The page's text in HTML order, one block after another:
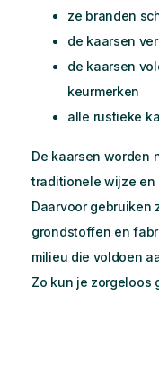
ze branden
de kaarsen
de kaarsen
keurmerken
alle rustieke
De kaarsen worden
traditionele wijze en
Daarvoor gebruiken
grondstoffen en
milieu die voldoen
Zo kun je zorgeloos